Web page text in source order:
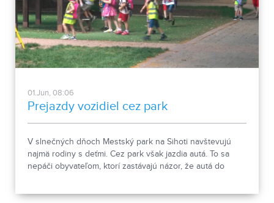
01.Jun, 08:06
Prejazdy vozidiel cez park
V slnečných dňoch Mestský park na Sihoti navštevujú
najmä rodiny s deťmi. Cez park však jazdia autá. To sa
nepáči obyvateľom, ktorí zastávajú názor, že autá do